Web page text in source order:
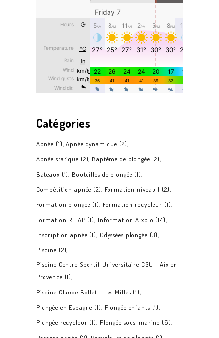
Catégories
Apnée (1) Apnée dynamique (2)
Apnée statique (2) Baptême de plongée (2)
Bateaux (1) Bouteilles de plongée (1)
Compétition apnée (2) Formation niveau 1 (2)
Formation plongée (1) Formation recycleur (1)
Formation RIFAP (1) Information Aixplo (14)
Inscription apnée (1) Odyssées plongée (3)
Piscine (2)
Piscine Centre Sportif Universitaire CSU - Aix en
Provence (1)
Piscine Claude Bollet - Les Milles (1)
Plongée en Espagne (1) Plongée enfants (1)
Plongée recycleur (1) Plongée sous-marine (6)